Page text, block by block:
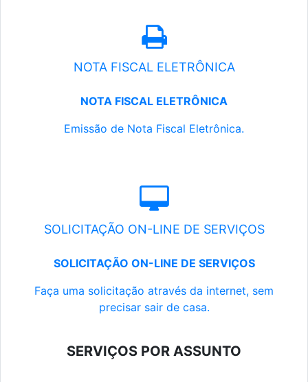
NOTA FISCAL ELETRÔNICA
NOTA FISCAL ELETRÔNICA
Emissão de Nota Fiscal Eletrônica.
SOLICITAÇÃO ON-LINE DE SERVIÇOS
SOLICITAÇÃO ON-LINE DE SERVIÇOS
Faça uma solicitação através da internet, sem
precisar sair de casa.
SERVIÇOS POR ASSUNTO